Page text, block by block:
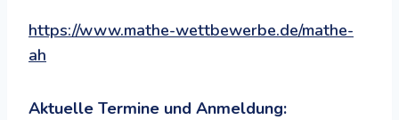
https://www.mathe-wettbewerbe.de/mathe-
ah
Aktuelle Termine und Anmeldung: